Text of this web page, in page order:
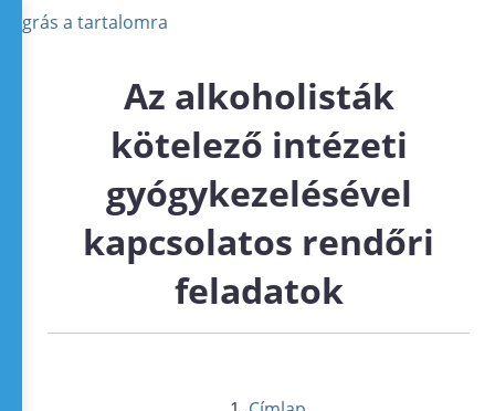
Ugrás a tartalomra
Az alkoholisták
kötelező intézeti
gyógykezelésével
kapcsolatos rendőri
feladatok